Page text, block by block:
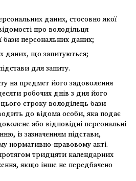
даних, стосовно якої
про володільця
бази персональних даних;
даних, що запитуються;
для запиту.
на предмет його задоволення
робочих днів з дня його
строку володілець бази
до відома особи, яка подає
або відповідні персональні
із зазначенням підстави,
нормативно-правовому акті.
тридцяти календарних
якщо інше не передбачено